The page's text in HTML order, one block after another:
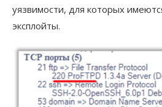
уязвимости, для которых
эксплойты.